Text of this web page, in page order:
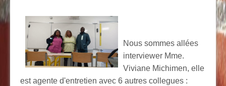
Nous sommes allées
interviewer Mme.
Viviane Michimen, elle
est agente d'entretien avec 6 autres collegues :